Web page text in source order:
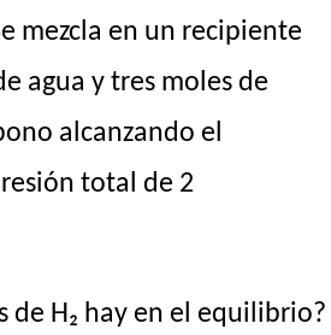
mezcla en un recipiente
agua y tres moles de
alcanzando el
total de 2
de H₂ hay en el equilibrio?